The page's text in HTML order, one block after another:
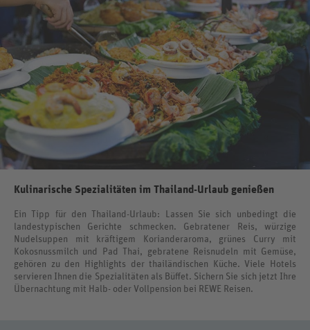
Kulinarische Spezialitäten im Thailand-Urlaub genießen
Ein Tipp für den Thailand-Urlaub: Lassen Sie sich unbedingt die
landestypischen Gerichte schmecken. Gebratener Reis, würzige
Nudelsuppen mit kräftigem Korianderaroma, grünes Curry mit
Kokosnussmilch und Pad Thai, gebratene Reisnudeln mit Gemüse,
gehören zu den Highlights der thailändischen Küche. Viele Hotels
servieren Ihnen die Spezialitäten als Büffet. Sichern Sie sich jetzt Ihre
Übernachtung mit Halb- oder Vollpension bei REWE Reisen.